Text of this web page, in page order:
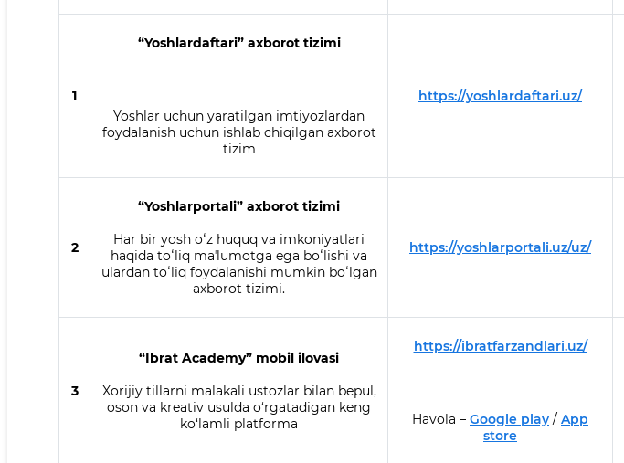
1
“Yoshlardaftari” axborot tizimi
Yoshlar uchun yaratilgan imtiyozlardan
foydalanish uchun ishlab chiqilgan axborot
tizim
https://yoshlardaftari.uz/
2
“Yoshlarportali” axborot tizimi
Har bir yosh oʻz huquq va imkoniyatlari
haqida toʻliq maʼlumotga ega boʻlishi va
ulardan toʻliq foydalanishi mumkin boʻlgan
axborot tizimi.
https://yoshlarportali.uz/uz/
3
“Ibrat Academy” mobil ilovasi
Xorijiy tillarni malakali ustozlar bilan bepul,
oson va kreativ usulda o‘rgatadigan keng
ko‘lamli platforma
https://ibratfarzandlari.uz/
Havola – Google play / App
store